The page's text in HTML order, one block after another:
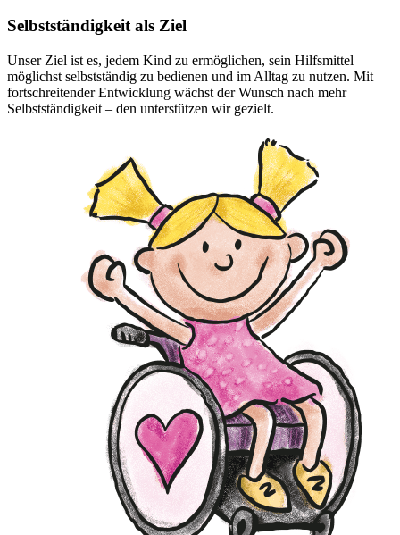
Selbstständigkeit als Ziel
Unser Ziel ist es, jedem Kind zu ermöglichen, sein Hilfsmittel
möglichst selbstständig zu bedienen und im Alltag zu nutzen. Mit
fortschreitender Entwicklung wächst der Wunsch nach mehr
Selbstständigkeit – den unterstützen wir gezielt.